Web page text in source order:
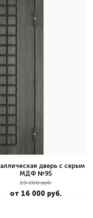
дверь с серым
МДФ №95
19 200 руб.
от 16 000 руб.